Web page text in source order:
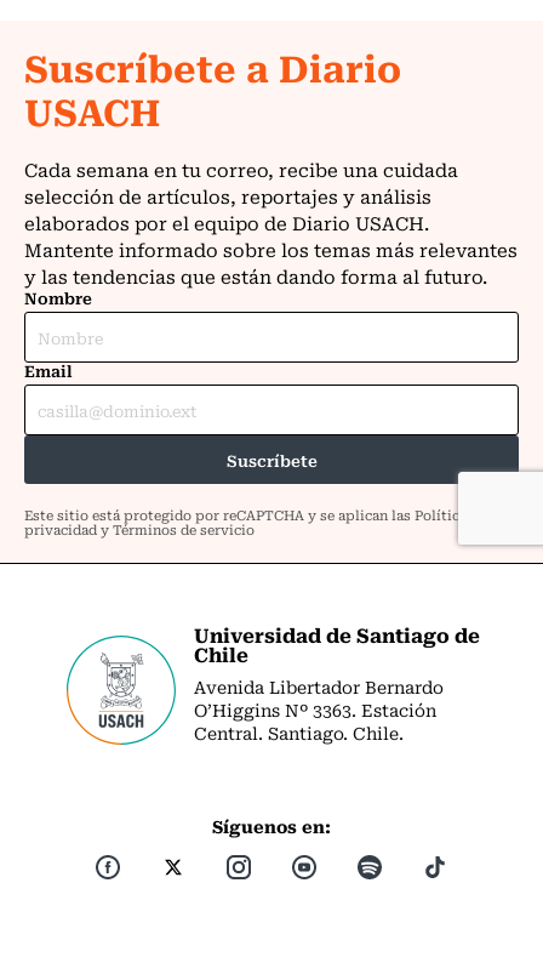
Universidad de Santiago de
Chile
Avenida Libertador Bernardo
O’Higgins Nº 3363. Estación
Central. Santiago. Chile.
Síguenos en: